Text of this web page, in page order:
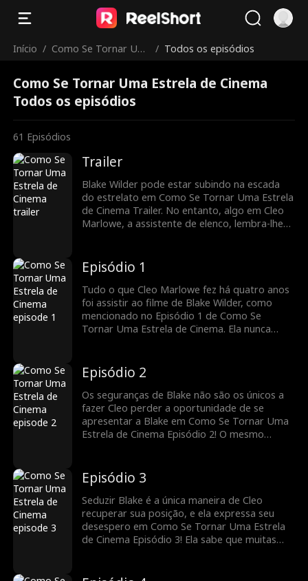
Início / Como Se Tornar Um
/ Todos os episódios
Como Se Tornar Uma Estrela de Cinema
Todos os episódios
61 Episódios
Trailer
Blake Wilder pode estar subindo na escada
do estrelato em Como Se Tornar Uma Estrela
de Cinema Trailer. No entanto, algo em Cleo
Marlowe, a assistente de elenco, lembra-lhe
rumores sobre o relacionamento escandaloso
dela! Como ele defenderá Cleo dessas
pessoas?
Episódio 1
Tudo o que Cleo Marlowe fez há quatro anos
foi assistir ao filme de Blake Wilder, como
mencionado no Episódio 1 de Como Se
Tornar Uma Estrela de Cinema. Ela nunca
mas, infelizmente, ele nunca chega a conhecê-
la. A oportunidade de apresentação surgirá
novamente?
Episódio 2
Os seguranças de Blake não são os únicos a
fazer Cleo perder a oportunidade de se
apresentar a Blake em Como Se Tornar Uma
Estrela de Cinema Episódio 2! O mesmo
contatar Blake Wilder. No entanto, ela não
pode arriscar o emprego! O que Cleo fará
para recuperar seu lugar com Blake?
Episódio 3
Seduzir Blake é a única maneira de Cleo
recuperar sua posição, e ela expressa seu
desespero em Como Se Tornar Uma Estrela
de Cinema Episódio 3! Ela sabe que muitas